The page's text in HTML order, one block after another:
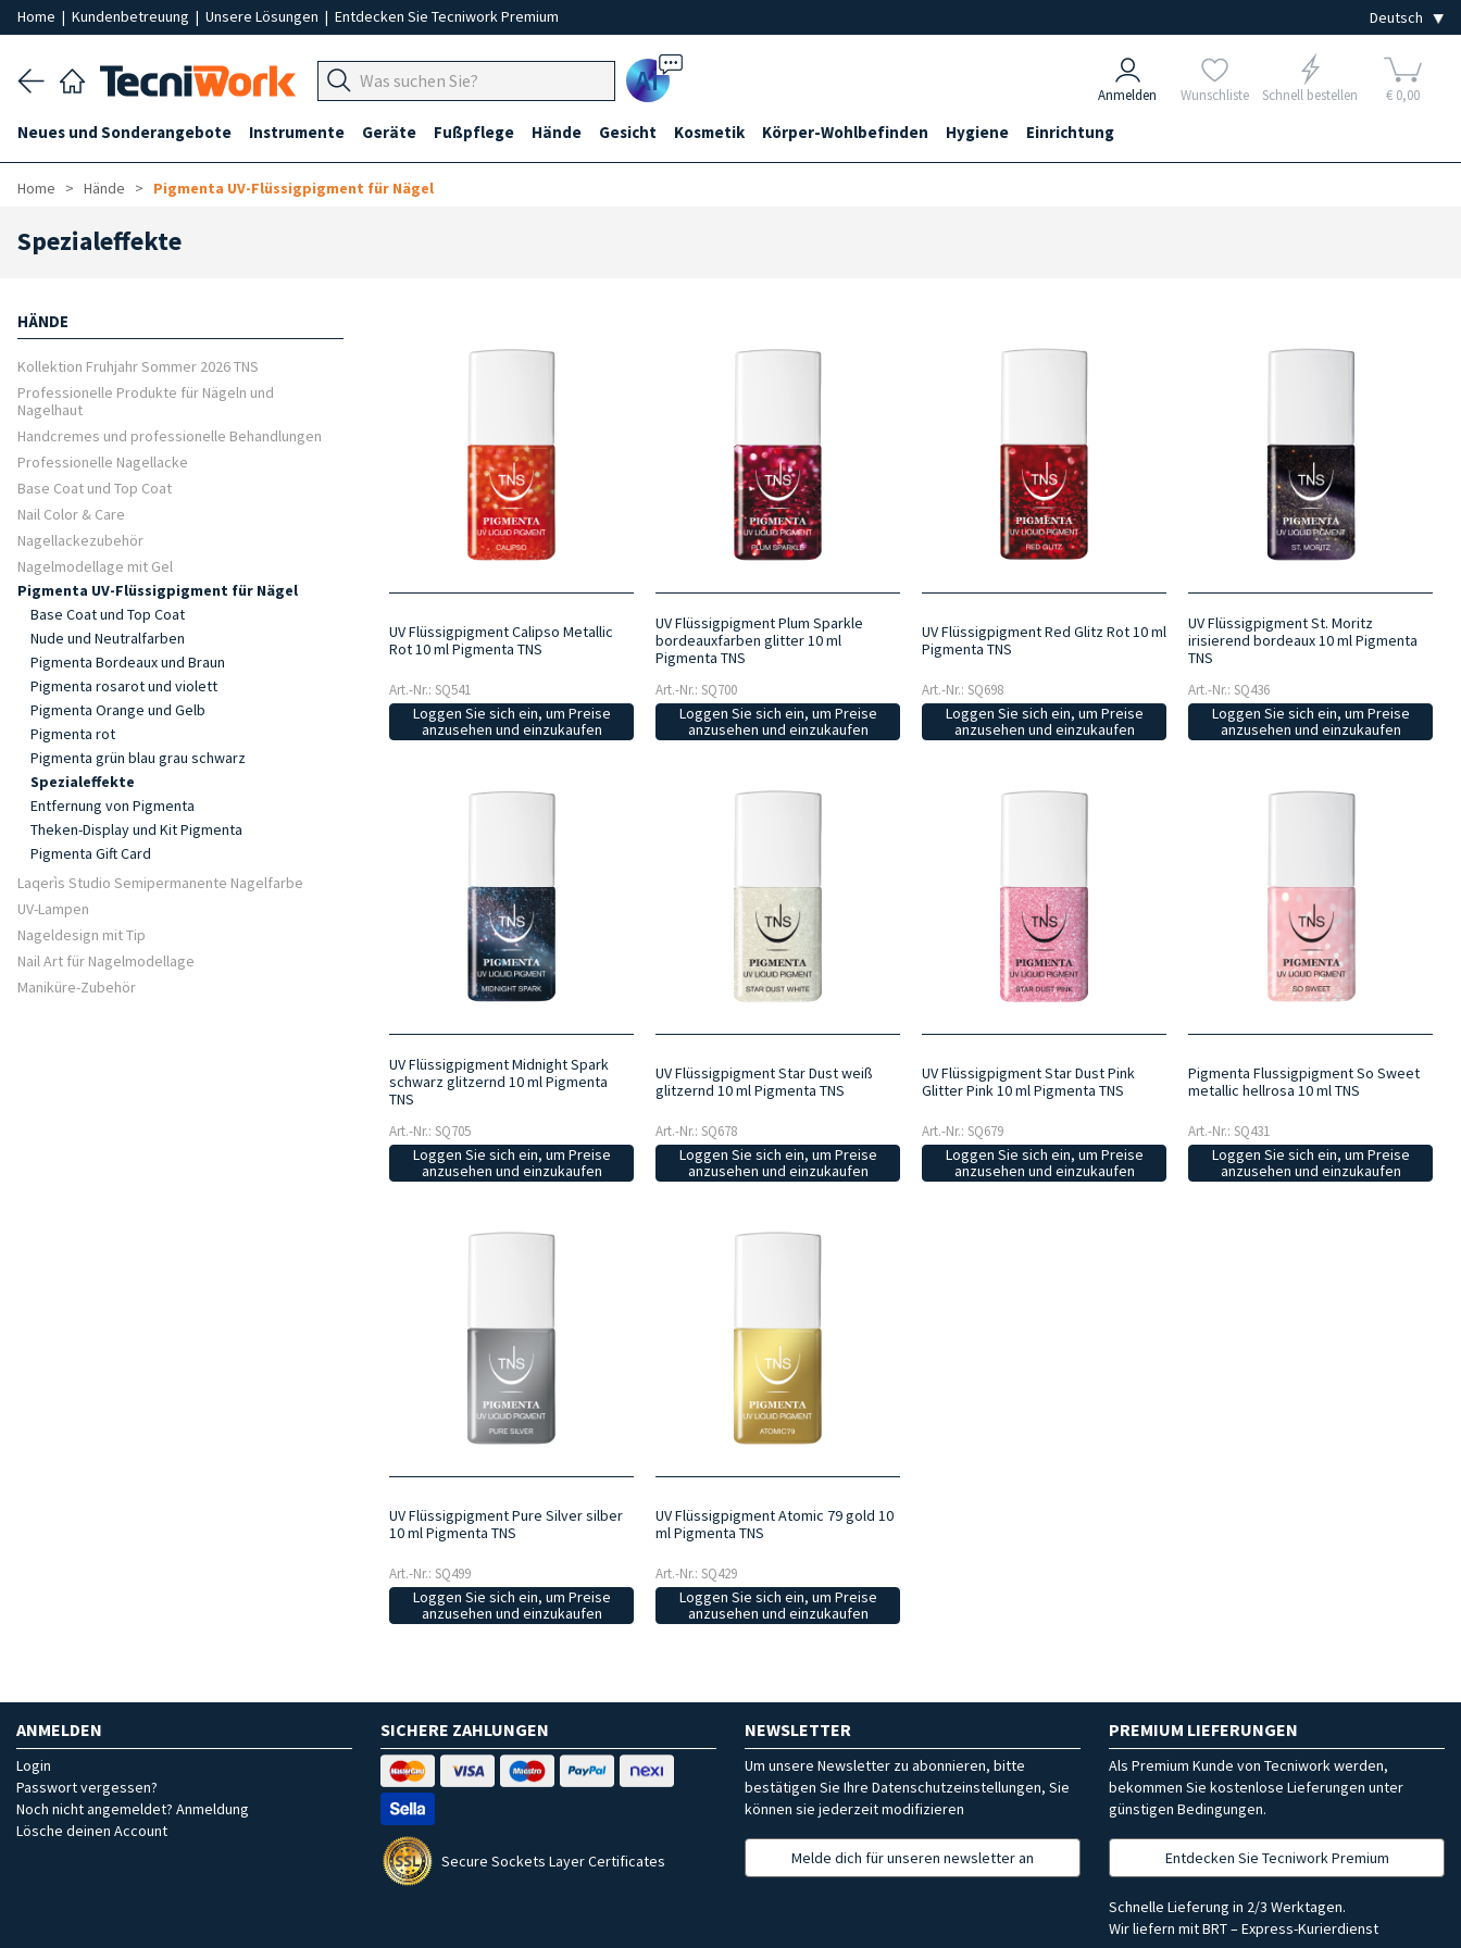
Home | Kundenbetreuung | Unsere Lösungen | Entdecken Sie Tecniwork Premium
Ai Anmelden Wunschliste Schnell bestellen € 0,00
Neues und Sonderangebote Instrumente Geräte Fußpflege Hände Gesicht Kosmetik Körper-Wohlbefinden Hygiene Einrichtung
Home Hände Pigmenta UV-Flüssigpigment für Nägel
Spezialeffekte
HÄNDE
Kollektion Fruhjahr Sommer 2026 TNS
Professionelle Produkte für Nägeln und
Nagelhaut
Handcremes und professionelle Behandlungen
Professionelle Nagellacke
Base Coat und Top Coat
Nail Color & Care
Nagellackezubehör
Nagelmodellage mit Gel
Pigmenta UV-Flüssigpigment für Nägel
Base Coat und Top Coat
Nude und Neutralfarben
Pigmenta Bordeaux und Braun
Pigmenta rosarot und violett
Pigmenta Orange und Gelb
Pigmenta rot
Pigmenta grün blau grau schwarz
Spezialeffekte
Entfernung von Pigmenta
Theken-Display und Kit Pigmenta
Pigmenta Gift Card
Laqerìs Studio Semipermanente Nagelfarbe
UV-Lampen
Nageldesign mit Tip
Nail Art für Nagelmodellage
Maniküre-Zubehör
UV Flüssigpigment Calipso Metallic
Rot 10 ml Pigmenta TNS
Art.-Nr.: SQ541
Loggen Sie sich ein, um Preise
anzusehen und einzukaufen
UV Flüssigpigment Plum Sparkle
bordeauxfarben glitter 10 ml
Pigmenta TNS
Art.-Nr.: SQ700
Loggen Sie sich ein, um Preise
anzusehen und einzukaufen
UV Flüssigpigment Red Glitz Rot 10 ml
Pigmenta TNS
Art.-Nr.: SQ698
Loggen Sie sich ein, um Preise
anzusehen und einzukaufen
UV Flüssigpigment St. Moritz
irisierend bordeaux 10 ml Pigmenta
TNS
Art.-Nr.: SQ436
Loggen Sie sich ein, um Preise
anzusehen und einzukaufen
UV Flüssigpigment Midnight Spark
schwarz glitzernd 10 ml Pigmenta
TNS
Art.-Nr.: SQ705
Loggen Sie sich ein, um Preise
anzusehen und einzukaufen
UV Flüssigpigment Star Dust weiß
glitzernd 10 ml Pigmenta TNS
Art.-Nr.: SQ678
Loggen Sie sich ein, um Preise
anzusehen und einzukaufen
UV Flüssigpigment Star Dust Pink
Glitter Pink 10 ml Pigmenta TNS
Art.-Nr.: SQ679
Loggen Sie sich ein, um Preise
anzusehen und einzukaufen
Pigmenta Flussigpigment So Sweet
metallic hellrosa 10 ml TNS
Art.-Nr.: SQ431
Loggen Sie sich ein, um Preise
anzusehen und einzukaufen
UV Flüssigpigment Pure Silver silber
10 ml Pigmenta TNS
Art.-Nr.: SQ499
Loggen Sie sich ein, um Preise
anzusehen und einzukaufen
UV Flüssigpigment Atomic 79 gold 10
ml Pigmenta TNS
Art.-Nr.: SQ429
Loggen Sie sich ein, um Preise
anzusehen und einzukaufen
ANMELDEN
Login
Passwort vergessen?
Noch nicht angemeldet? Anmeldung
Lösche deinen Account
SICHERE ZAHLUNGEN
Secure Sockets Layer Certificates
NEWSLETTER
Um unsere Newsletter zu abonnieren, bitte
bestätigen Sie Ihre Datenschutzeinstellungen, Sie
können sie jederzeit modifizieren
Melde dich für unseren newsletter an
PREMIUM LIEFERUNGEN
Als Premium Kunde von Tecniwork werden,
bekommen Sie kostenlose Lieferungen unter
günstigen Bedingungen.
Entdecken Sie Tecniwork Premium
Schnelle Lieferung in 2/3 Werktagen.
Wir liefern mit BRT – Express-Kurierdienst